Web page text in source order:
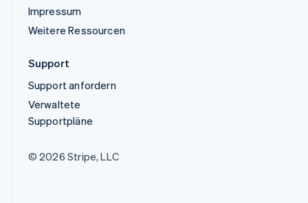
Impressum
Weitere Ressourcen
Support
Support anfordern
Verwaltete
Supportpläne
© 2026 Stripe, LLC